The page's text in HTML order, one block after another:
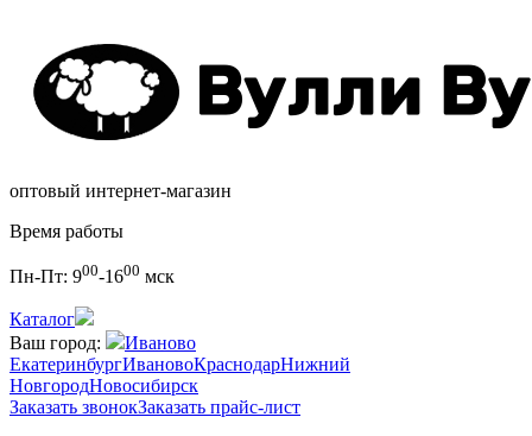
оптовый интернет-магазин
Время работы
Пн-Пт: 900-1600 мск
Каталог
Ваш город:
Иваново
ЕкатеринбургИвановоКраснодарНижний
НовгородНовосибирск
Заказать звонокЗаказать прайс-лист